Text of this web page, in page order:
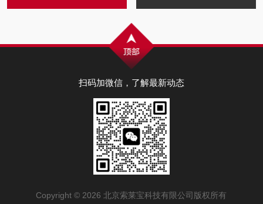
扫码加微信，了解最新动态
Copyright © 2026 北京索莱宝科技有限公司版权所有